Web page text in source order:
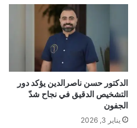
الدكتور حسن ناصرالدين يؤكد دور
التشخيص الدقيق في نجاح شدّ
الجفون
يناير 3, 2026